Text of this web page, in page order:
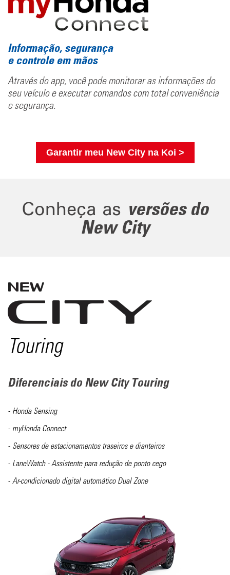
Informação, segurança
e controle em mãos
Através do app, você pode monitorar as informações do
seu veículo e executar comandos com total conveniência
e segurança.
Garantir meu New City na Koi >
Conheça as versões do
New City
Touring
Diferenciais do New CityTouring
Honda Sensing
myHonda Connect
Sensores de estacionamentos traseiros e dianteiros
LaneWatch - Assistente para redução de ponto cego
Ar-condicionado digital automático Dual Zone